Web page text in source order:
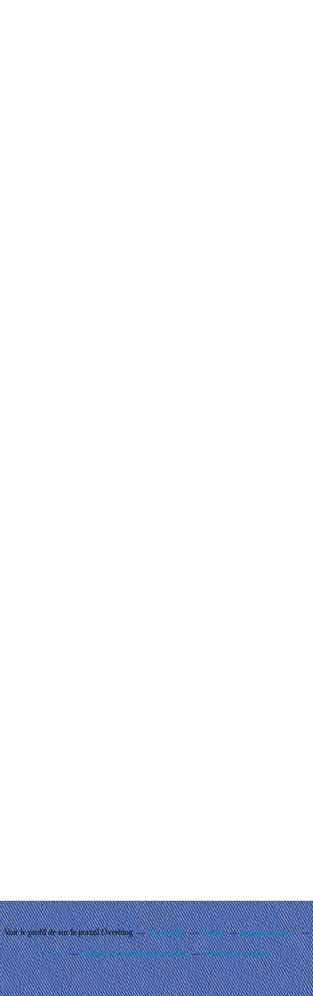
Voir le profil desur le portail Overblog Top articles Contact Signaler un abus
C.G.U. Cookies et données personnelles Préférences cookies